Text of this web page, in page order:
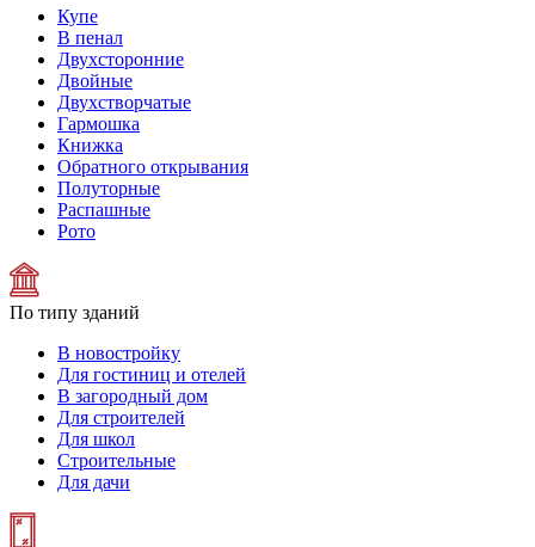
Купе
В пенал
Двухсторонние
Двойные
Двухстворчатые
Гармошка
Книжка
Обратного открывания
Полуторные
Распашные
Рото
По типу зданий
В новостройку
Для гостиниц и отелей
В загородный дом
Для строителей
Для школ
Строительные
Для дачи